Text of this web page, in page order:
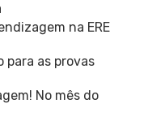
na ERE
para as provas
No mês do